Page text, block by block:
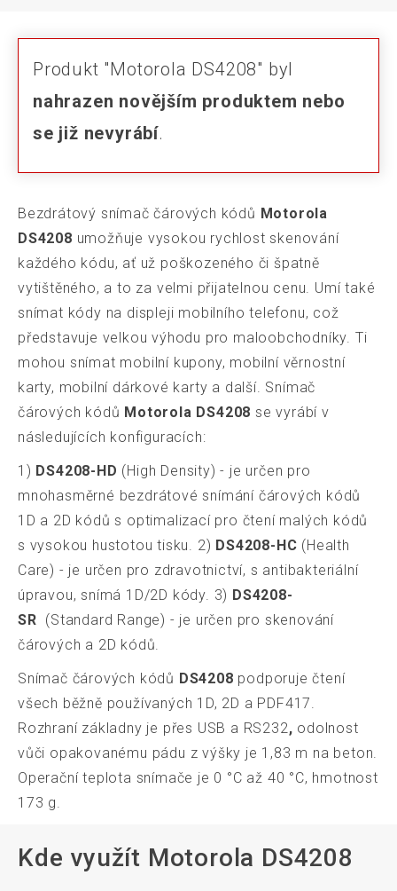
Produkt "Motorola DS4208" byl
nahrazen novějším produktem nebo
se již nevyrábí.
Bezdrátový snímač čárových kódů Motorola
DS4208 umožňuje vysokou rychlost skenování
každého kódu, ať už poškozeného či špatně
vytištěného, a to za velmi přijatelnou cenu. Umí také
snímat kódy na displeji mobilního telefonu, což
představuje velkou výhodu pro maloobchodníky. Ti
mohou snímat mobilní kupony, mobilní věrnostní
karty, mobilní dárkové karty a další. Snímač
čárových kódů Motorola DS4208 se vyrábí v
následujících konfiguracích:
1) DS4208-HD (High Density) - je určen pro
mnohasměrné bezdrátové snímání čárových kódů
1D a 2D kódů s optimalizací pro čtení malých kódů
s vysokou hustotou tisku. 2) DS4208-HC (Health
Care) - je určen pro zdravotnictví, s antibakteriální
úpravou, snímá 1D/2D kódy. 3) DS4208-
SR (Standard Range) - je určen pro skenování
čárových a 2D kódů.
Snímač čárových kódů DS4208 podporuje čtení
všech běžně používaných 1D, 2D a PDF417.
Rozhraní základny je přes USB a RS232, odolnost
vůči opakovanému pádu z výšky je 1,83 m na beton.
Operační teplota snímače je 0 °C až 40 °C, hmotnost
173 g.
Kde využít Motorola DS4208